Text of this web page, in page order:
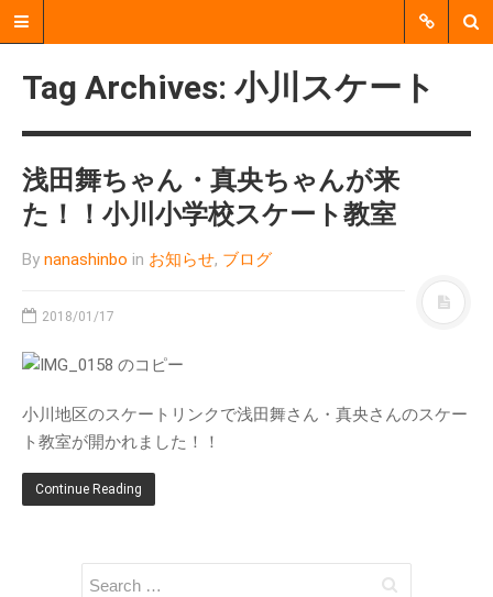
郡上市明宝で、個人、企業、
行政、地域活動団体などをつ
なぐ、 中間支援をおこなう非
営利活動法人（NPO法人）で
す。
MENU
お知らせ
体験・講座・ワークショ
Tag Archives: 小川スケート
浅田舞ちゃん・真央ちゃんが来
た！！小川小学校スケート教室
By nanashinbo in お知らせ, ブログ
2018/01/17
小川地区のスケートリンクで浅田舞さん・真央さんのスケー
ト教室が開かれました！！
Continue Reading